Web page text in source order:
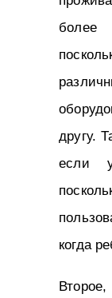
другу.
если
когда